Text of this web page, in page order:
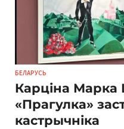
БЕЛАРУСЬ
Карціна Марка
«Прагулка»
кастрычніка